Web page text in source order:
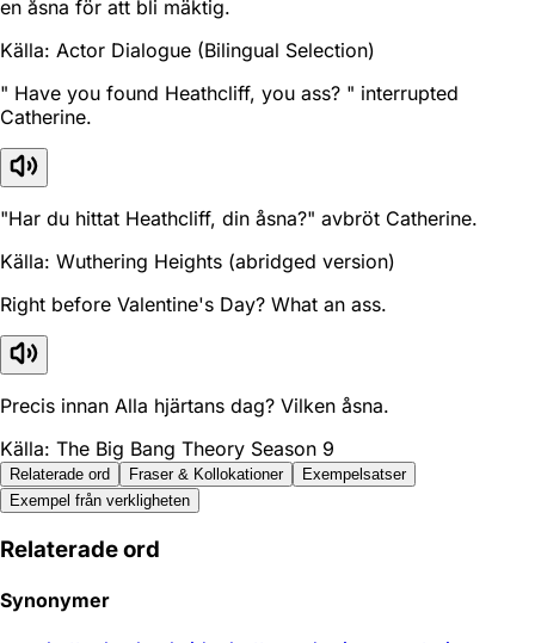
en åsna för att bli mäktig.
Källa: Actor Dialogue (Bilingual Selection)
" Have you found Heathcliff, you ass? " interrupted
Catherine.
"Har du hittat Heathcliff, din åsna?" avbröt Catherine.
Källa: Wuthering Heights (abridged version)
Right before Valentine's Day? What an ass.
Precis innan Alla hjärtans dag? Vilken åsna.
Källa: The Big Bang Theory Season 9
Relaterade ord Fraser & Kollokationer
Exempelsatser
Exempel från verkligheten
Relaterade ord
Synonymer